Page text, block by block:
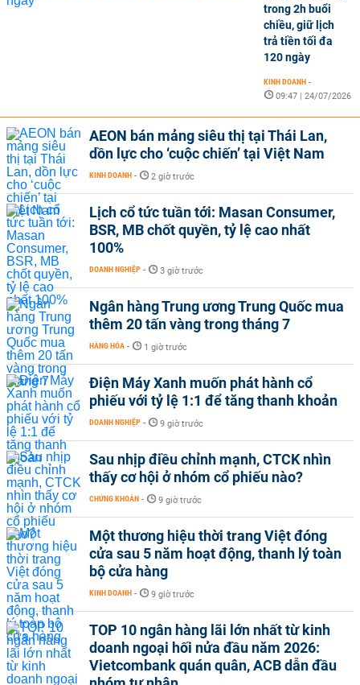
trong 2h buổi
chiều, giữ lịch
trả tiền tối đa
120 ngày
KINH DOANH -
09:47 | 24/07/2026
AEON bán mảng siêu thị tại Thái Lan,
dồn lực cho ‘cuộc chiến’ tại Việt Nam
KINH DOANH - 2 giờ trước
Lịch cổ tức tuần tới: Masan Consumer,
BSR, MB chốt quyền, tỷ lệ cao nhất
100%
DOANH NGHIỆP - 3 giờ trước
Ngân hàng Trung ương Trung Quốc mua
thêm 20 tấn vàng trong tháng 7
HÀNG HÓA - 1 giờ trước
Điện Máy Xanh muốn phát hành cổ
phiếu với tỷ lệ 1:1 để tăng thanh khoản
DOANH NGHIỆP - 9 giờ trước
Sau nhịp điều chỉnh mạnh, CTCK nhìn
thấy cơ hội ở nhóm cổ phiếu nào?
CHỨNG KHOÁN - 9 giờ trước
Một thương hiệu thời trang Việt đóng
cửa sau 5 năm hoạt động, thanh lý toàn
bộ cửa hàng
KINH DOANH - 9 giờ trước
TOP 10 ngân hàng lãi lớn nhất từ kinh
doanh ngoại hối nửa đầu năm 2026:
Vietcombank quán quân, ACB dẫn đầu